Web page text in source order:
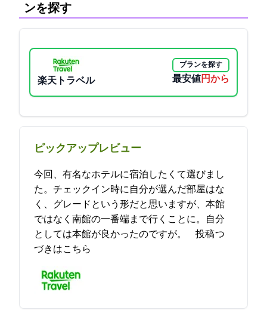
ンを探す
楽天トラベル
プランを探す
最安値3750円から
ピックアップレビュー
今回、有名なホテルに宿泊したくて選びまし
た。チェックイン時に自分が選んだ部屋はな
く、グレードUPという形だと思いますが、本館
ではなく南館の一番端まで行くことに。自分
としては本館が良かったのですが。… 2021-12-16 22:22:48投稿つ
づきはこちら